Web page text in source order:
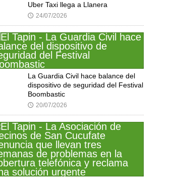
Uber Taxi llega a Llanera
🕔 24/07/2026
La Guardia Civil hace balance del
dispositivo de seguridad del Festival
Boombastic
🕔 20/07/2026